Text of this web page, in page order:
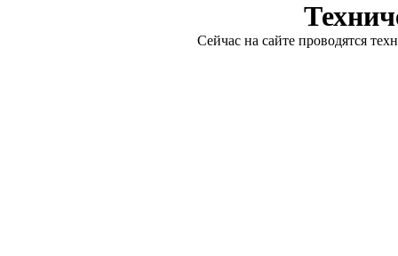
Сейчас на сайте проводятся